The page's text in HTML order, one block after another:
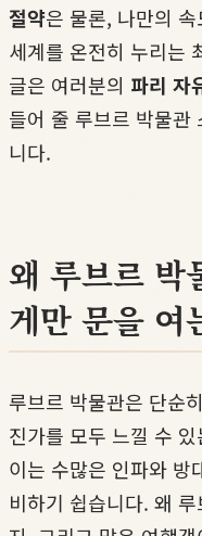
절약은 물론, 나만의
세계를 온전히 누리는
글은 여러분의 파리 자
들어 줄 루브르 박물관
니다.
왜 루브르 박
게만 문을 여
루브르 박물관은 단순
진가를 모두 느낄 수
이는 수많은 인파와 방
비하기 쉽습니다. 왜